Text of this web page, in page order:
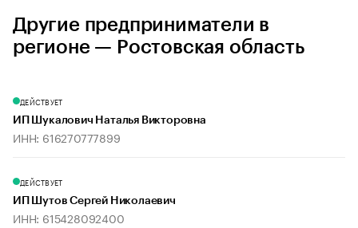
Другие предприниматели в
регионе — Ростовская область
ДЕЙСТВУЕТ
ИП Шукалович Наталья Викторовна
ИНН: 616270777899
ДЕЙСТВУЕТ
ИП Шутов Сергей Николаевич
ИНН: 615428092400